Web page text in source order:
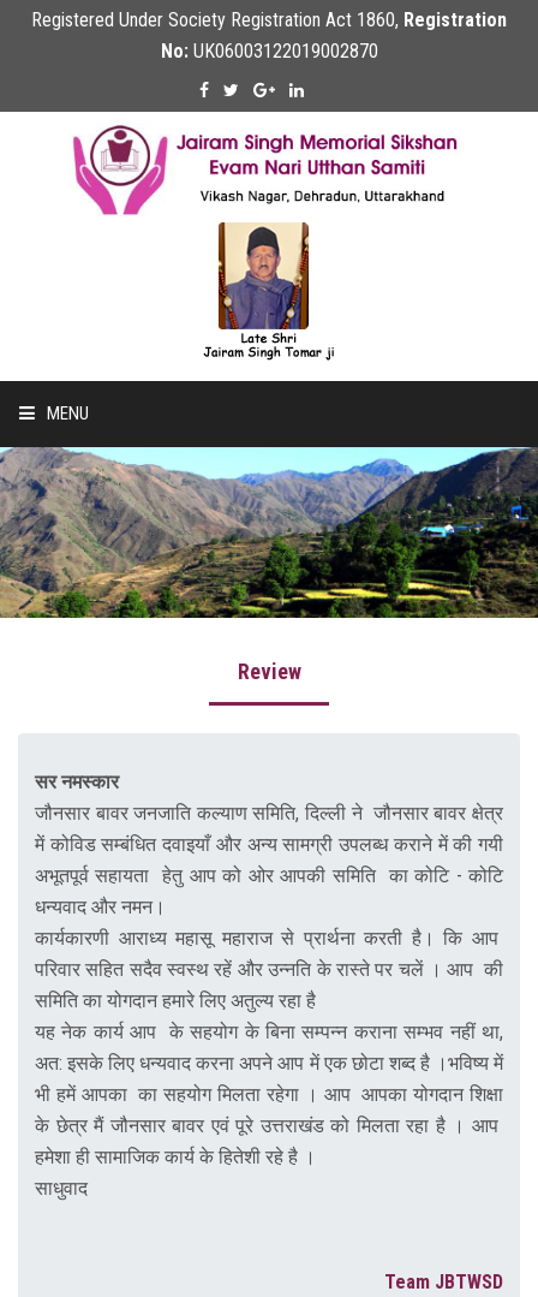
Registered Under Society Registration Act 1860, Registration
No:UK06003122019002870
MENU
Home
About Us
Our Work
Awards & Honors
Donate Now
Contact Us
Write a Review
About Uttarakhand
Review
सर नमस्कार
जौनसार बावर जनजाति कल्याण समिति, दिल्ली ने जौनसार बावर क्षेत्र
में कोविड सम्बंधित दवाइयाँ और अन्य सामग्री उपलब्ध कराने में की गयी
अभूतपूर्व सहायता हेतु आप को ओर आपकी समिति का कोटि - कोटि
धन्यवाद और नमन।
कार्यकारणी आराध्य महासू महाराज से प्रार्थना करती है। कि आप
परिवार सहित सदैव स्वस्थ रहें और उन्नति के रास्ते पर चलें । आप की
समिति का योगदान हमारे लिए अतुल्य रहा है
यह नेक कार्य आप के सहयोग के बिना सम्पन्न कराना सम्भव नहीं था,
अत: इसके लिए धन्यवाद करना अपने आप में एक छोटा शब्द है ।भविष्य में
भी हमें आपका का सहयोग मिलता रहेगा । आप आपका योगदान शिक्षा
के छेत्र मैं जौनसार बावर एवं पूरे उत्तराखंड को मिलता रहा है । आप
हमेशा ही सामाजिक कार्य के हितेशी रहे है ।
साधुवाद
Team JBTWSD